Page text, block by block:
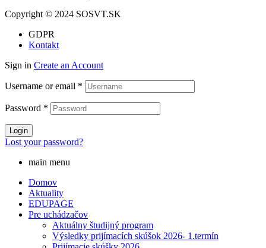
Copyright © 2024 SOSVT.SK
GDPR
Kontakt
Sign in Create an Account
Username or email *
Password *
Login
Lost your password?
main menu
Domov
Aktuality
EDUPAGE
Pre uchádzačov
Aktuálny študijný program
Výsledky prijímacích skúšok 2026- 1.termín